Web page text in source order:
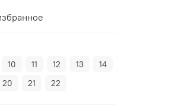
10 11 12 13
14
20 21 22